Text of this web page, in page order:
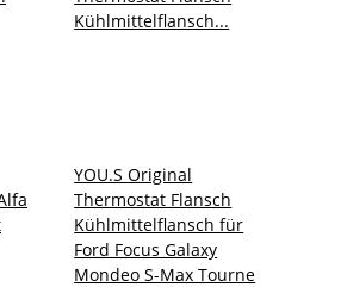
YOU.S Original
Thermostat Flansch
Kühlmittelflansch für
Ford Focus Galaxy
Mondeo S-Max Tourne